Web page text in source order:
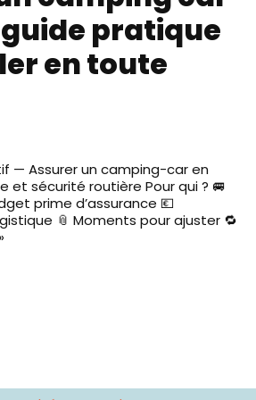
guide pratique
en toute
— Assurer un camping-car en
et sécurité routière Pour qui ? 🚐
prime d’assurance 💶
📎 Moments pour ajuster 🔁